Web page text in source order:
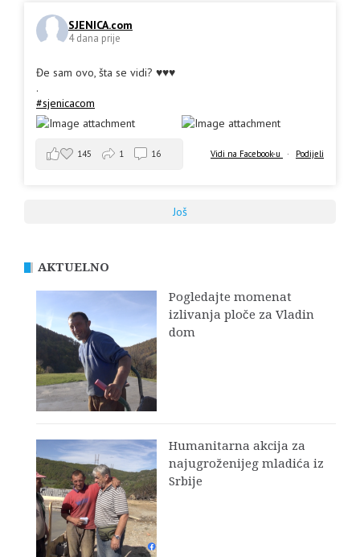
SJENICA.com
4 dana prije
Đe sam ovo, šta se vidi? ♥️♥️♥️
.
#sjenicacom
Vidi na Facebook-u · Podijeli
145 1 16
Još
AKTUELNO
Pogledajte momenat
izlivanja ploče za Vladin
dom
Humanitarna akcija za
najugroženijeg mladića iz
Srbije